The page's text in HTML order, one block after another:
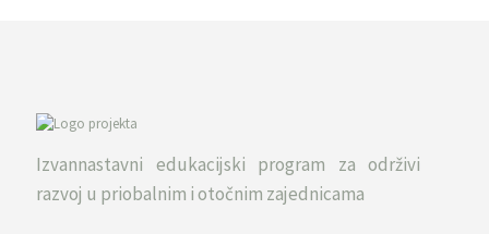
Izvannastavni edukacijski program za održivi
razvoj u priobalnim i otočnim zajednicama